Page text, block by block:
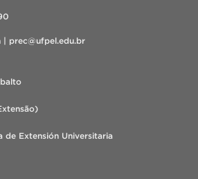
| prec@ufpel.edu.br
de Extensión Universitaria